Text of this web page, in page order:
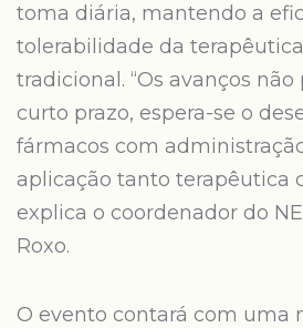
toma diária, mantendo a
tolerabilidade da
tradicional. “Os avanços
curto prazo, espera-se o
fármacos com
aplicação tanto terapêutica
explica o coordenador do
Roxo.
O evento contará com uma